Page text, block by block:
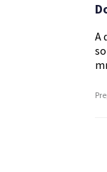
A